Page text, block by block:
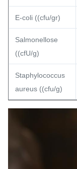
E-coli ((cfu/gr)
Salmonellose
((cfU/g)
Staphylococcus
aureus ((cfu/g)